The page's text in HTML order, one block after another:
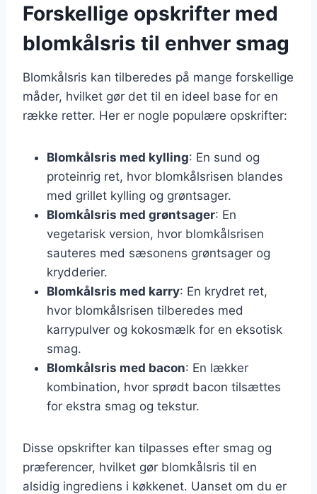
Forskellige opskrifter med
blomkålsris til enhver smag
Blomkålsris kan tilberedes på mange forskellige
måder, hvilket gør det til en ideel base for en
række retter. Her er nogle populære opskrifter:
Blomkålsris med kylling: En sund og
proteinrig ret, hvor blomkålsrisen blandes
med grillet kylling og grøntsager.
Blomkålsris med grøntsager: En
vegetarisk version, hvor blomkålsrisen
sauteres med sæsonens grøntsager og
krydderier.
Blomkålsris med karry: En krydret ret,
hvor blomkålsrisen tilberedes med
karrypulver og kokosmælk for en eksotisk
smag.
Blomkålsris med bacon: En lækker
kombination, hvor sprødt bacon tilsættes
for ekstra smag og tekstur.
Disse opskrifter kan tilpasses efter smag og
præferencer, hvilket gør blomkålsris til en
alsidig ingrediens i køkkenet. Uanset om du er